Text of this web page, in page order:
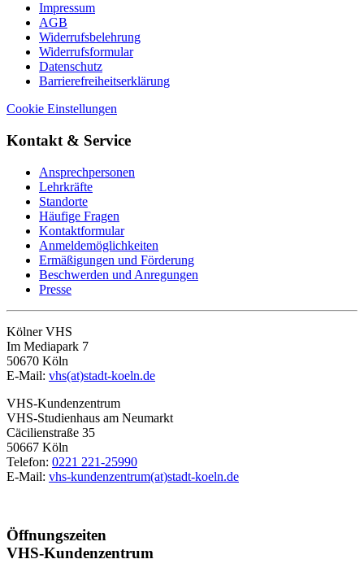
Impressum
AGB
Widerrufsbelehrung
Widerrufsformular
Datenschutz
Barrierefreiheitserklärung
Cookie Einstellungen
Kontakt & Service
Ansprechpersonen
Lehrkräfte
Standorte
Häufige Fragen
Kontaktformular
Anmeldemöglichkeiten
Ermäßigungen und Förderung
Beschwerden und Anregungen
Presse
Kölner VHS
Im Mediapark 7
50670 Köln
E-Mail: vhs(at)stadt-koeln.de
VHS-Kundenzentrum
VHS-Studienhaus am Neumarkt
Cäcilienstraße 35
50667 Köln
Telefon: 0221 221-25990
E-Mail: vhs-kundenzentrum(at)stadt-koeln.de
Öffnungszeiten
VHS-Kundenzentrum